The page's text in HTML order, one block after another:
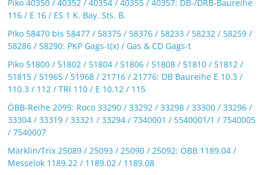
Piko 40350 / 40352 / 40354 / 40355 / 40357: DB-/DRB-Baureihe
116 / E 16 / ES 1 K. Bay. Sts. B.
Piko 58470 bis 58477 / 58375 / 58376 / 58233 / 58232 / 58259 /
58286 / 58290: PKP Gags-t(x) / Gas & CD Gags-t
Piko 51800 / 51802 / 51804 / 51806 / 51808 / 51810 / 51812 /
51815 / 51965 / 51968 / 21716 / 21776: DB Baureihe E 10.3 /
110.3 / 112 / TRI 110 / E 10.12 / 115
ÖBB-Reihe 2095: Roco 33290 / 33292 / 33298 / 33300 / 33296 /
33304 / 33319 / 33321 / 33294 / 7340001 / 5540001/1 / 7540005
/ 7540007
Märklin/Trix 25089 / 25093 / 25090 / 25092: ÖBB 1189.04 /
Messelok 1189.22 / 1189.02 / 1189.08